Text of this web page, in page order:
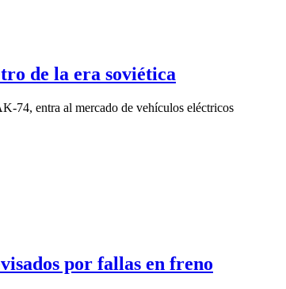
de la era soviética
74, entra al mercado de vehículos eléctricos
por fallas en freno